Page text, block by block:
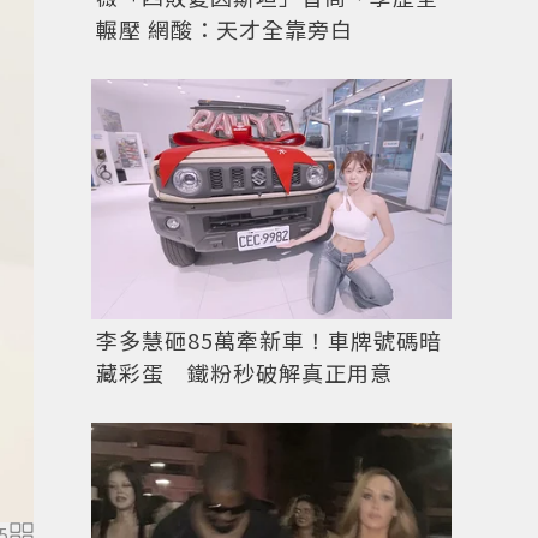
圖／儂儂提供 source：Wenzday
輾壓 網酸：天才全靠旁白
李多慧砸85萬牽新車！車牌號碼暗
藏彩蛋 鐵粉秒破解真正用意